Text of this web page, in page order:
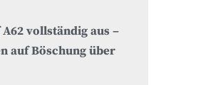
vollständig aus –
auf Böschung über